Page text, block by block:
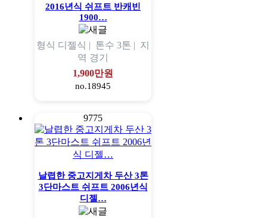
2016년식 쉬프트 반캐빈
1900…
형식 디젤식 | 톤수 3톤 | 지
역 경기
1,900만원
no.18945
9775
날렵한 중고지게차 두산 3톤
3단마스트 쉬프트 2006년식
디젤…